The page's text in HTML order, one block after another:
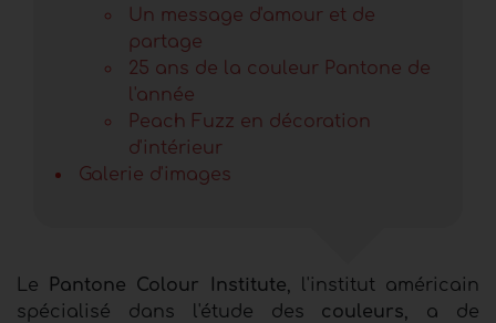
Un message d'amour et de
partage
25 ans de la couleur Pantone de
l'année
Peach Fuzz en décoration
d'intérieur
Galerie d'images
Le Pantone Colour Institute, l'institut américain
spécialisé dans l'étude des couleurs, a de